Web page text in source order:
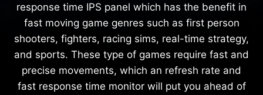
response time IPS panel which has the benefit in
fast moving game genres such as first person
shooters, fighters, racing sims, real-time strategy,
and sports. These type of games require fast and
precise movements, which an refresh rate and
fast response time monitor will put you ahead of